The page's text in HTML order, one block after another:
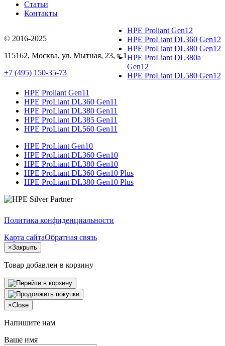
Статьи
Контакты
© 2016-2025
115162, Москва, ул. Мытная, 23, к.1
+7 (495) 150-35-73
HPE Proliant Gen12
HPE ProLiant DL360 Gen12
HPE ProLiant DL380 Gen12
HPE ProLiant DL380a
Gen12
HPE ProLiant DL580 Gen12
HPE Proliant Gen11
HPE ProLiant DL360 Gen11
HPE ProLiant DL380 Gen11
HPE ProLiant DL385 Gen11
HPE ProLiant DL560 Gen11
HPE ProLiant Gen10
HPE ProLiant DL360 Gen10
HPE ProLiant DL380 Gen10
HPE ProLiant DL360 Gen10 Plus
HPE ProLiant DL380 Gen10 Plus
Политика конфиденциальности
Карта сайтаОбратная связь
×Закрыть
Товар добавлен в корзину
×Close
Напишите нам
Ваше имя